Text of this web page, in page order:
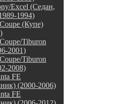
Excel (Седан,
1994)
(Купе)
Tiburon
2001)
Tiburon
2008)
FE
(2000-2006)
FE